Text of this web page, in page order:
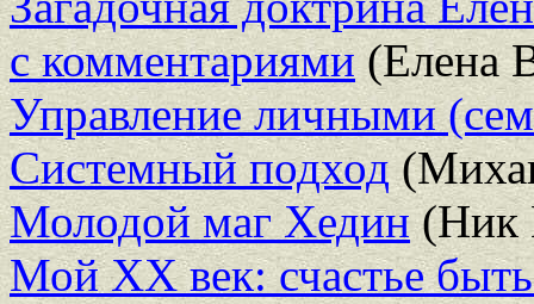
с комментариями(Елена
Управление личными
Системный подход
Молодой маг Хедин(Ник
Мой XX век: счастье